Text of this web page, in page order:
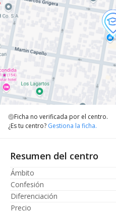
Ficha no verificada por el centro.
¿Es tu centro? Gestiona la ficha.
Resumen del centro
Ámbito
Confesión
Diferenciación
Precio